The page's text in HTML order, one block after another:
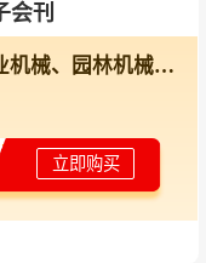
会刊
2022年意大利博洛尼亚农业机械、园林机械展EIMA在线展商名录
立即购买